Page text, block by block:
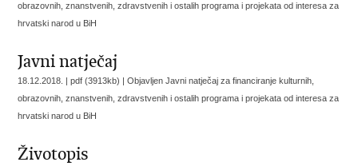
obrazovnih, znanstvenih, zdravstvenih i ostalih programa i projekata od interesa za
hrvatski narod u BiH
Javni natječaj
18.12.2018. | pdf (3913kb) |Objavljen Javni natječaj za financiranje kulturnih,
obrazovnih, znanstvenih, zdravstvenih i ostalih programa i projekata od interesa za
hrvatski narod u BiH
Životopis